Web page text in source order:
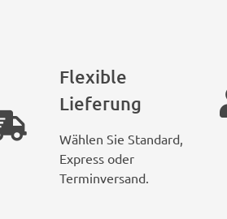
Flexible
Lieferung
Wählen Sie Standard,
Express oder
Terminversand.